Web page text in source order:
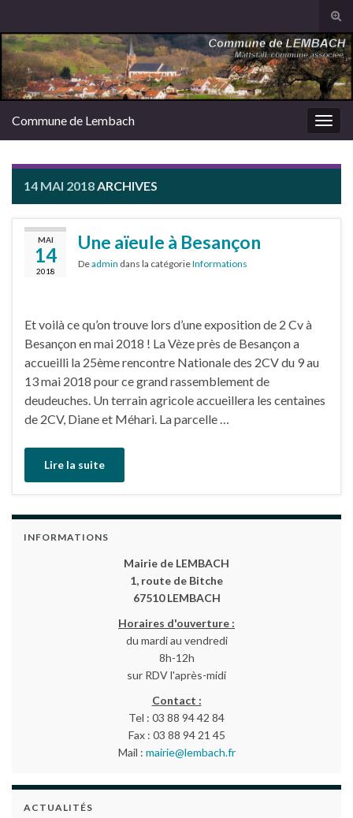
Search for:
Commune de Lembach
14 MAI 2018 ARCHIVES
MAI
14
2018
Une aïeule à Besançon
Deadmin dans la catégorieInformations
Et voilà ce qu’on trouve lors d’une exposition de 2 Cv à
Besançon en mai 2018 ! La Vèze près de Besançon a
accueilli la 25ème rencontre Nationale des 2CV du 9 au
13 mai 2018 pour ce grand rassemblement de
deudeuches. Un terrain agricole accueillera les centaines
de 2CV, Diane et Méhari. La parcelle …
Lire la suite
INFORMATIONS
Mairie de LEMBACH
1, route de Bitche
67510 LEMBACH
Horaires d'ouverture :
du mardi au vendredi
8h-12h
sur RDV l'après-midi
Contact :
Tel : 03 88 94 42 84
Fax : 03 88 94 21 45
Mail : mairie@lembach.fr
ACTUALITÉS